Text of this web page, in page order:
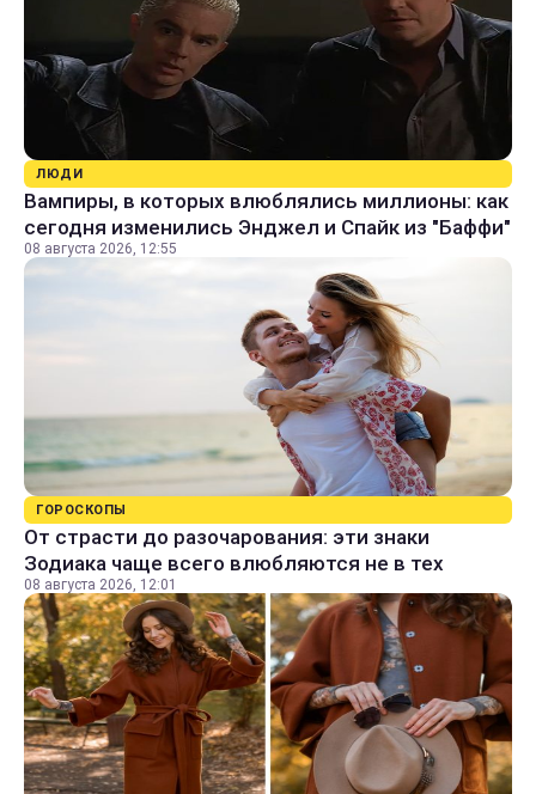
ЛЮДИ
Вампиры, в которых влюблялись миллионы: как
сегодня изменились Энджел и Спайк из "Баффи"
08 августа 2026, 12:55
ГОРОСКОПЫ
От страсти до разочарования: эти знаки
Зодиака чаще всего влюбляются не в тех
08 августа 2026, 12:01